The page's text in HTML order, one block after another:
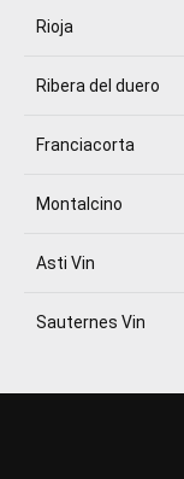
Rioja
Ribera del duero
Franciacorta
Montalcino
Asti Vin
Sauternes Vin